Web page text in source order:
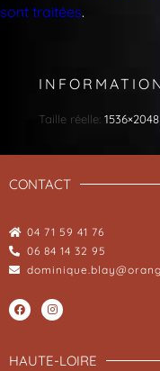
sont traitées.
Taille réelle: 1536×2048
CONTACT
04 71 59 41 76
06 84 14 32 95
HAUTE-LOIRE